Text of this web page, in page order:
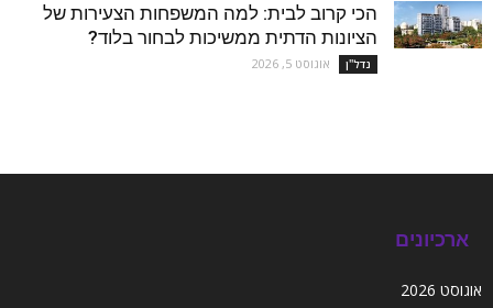
הכי קרוב לבית: למה המשפחות הצעירות של
הציונות הדתית ממשיכות לבחור בלוד?
נדל''ן אוגוסט 5, 2026
ארכיונים
אוגוסט 2026